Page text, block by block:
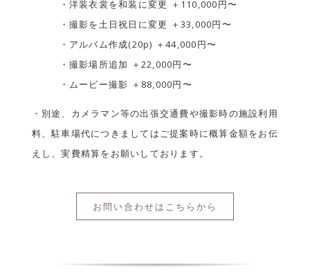
・洋装衣裳を和装に変更 ＋110,000円〜
・撮影を土日祝日に変更 ＋33,000円〜
・アルバム作成(20p) ＋44,000円〜
・撮影場所追加 ＋22,000円〜
・ムービー撮影 ＋88,000円〜
・別途、カメラマン等の出張交通費や撮影時の施設利用
料、駐車場代につきましてはご提案時に概算金額をお伝
えし、実費精算をお願いしております。
お問い合わせはこちらから